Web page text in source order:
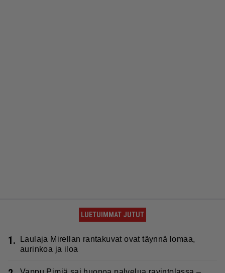
LUETUIMMAT JUTUT
1.
Laulaja Mirellan rantakuvat ovat täynnä lomaa,
aurinkoa ja iloa